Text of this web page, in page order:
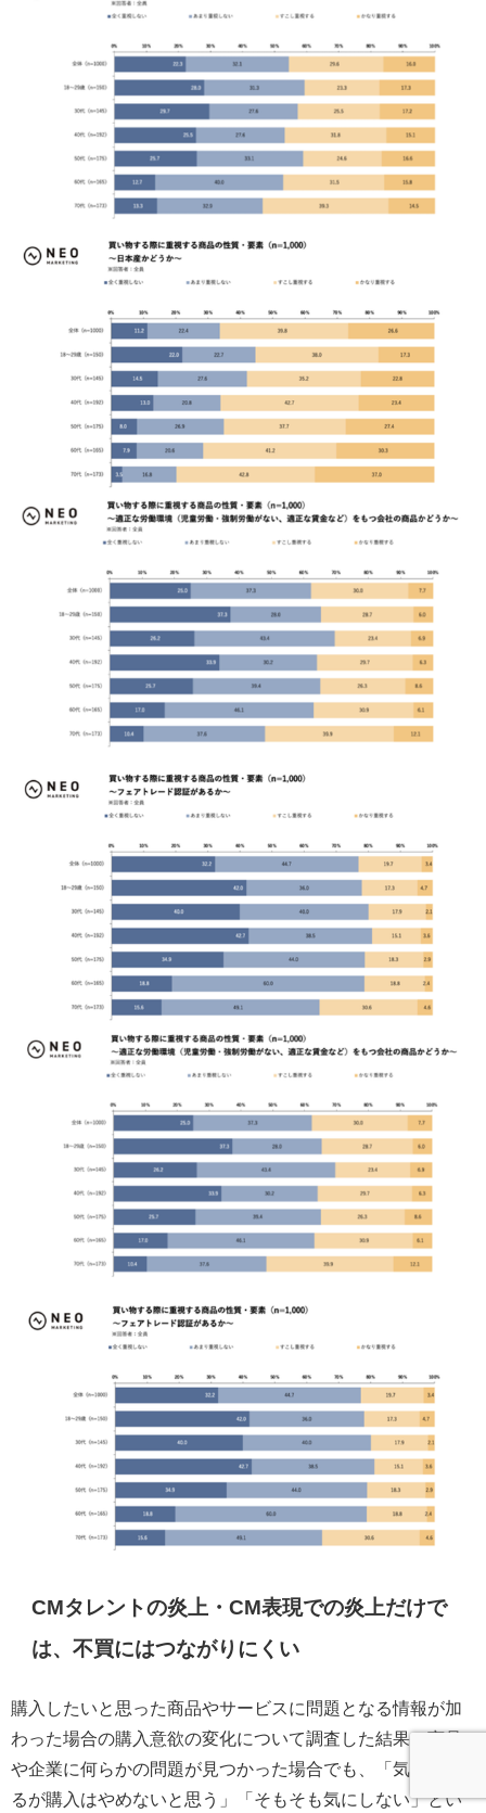
CMタレントの炎上・CM表現での炎上だけで
は、不買にはつながりにくい
購入したいと思った商品やサービスに問題となる情報が加
わった場合の購入意欲の変化について調査した結果、商品
や企業に何らかの問題が見つかった場合でも、「気にはな
るが購入はやめないと思う」「そもそも気にしない」とい